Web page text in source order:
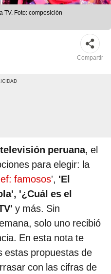
TV. Foto: composición
Compartir
peruana, el
para elegir: la
famosos', 'El
'¿Cuál es el
y más. Sin
solo uno recibió
En esta nota te
estas propuestas de
con las cifras de